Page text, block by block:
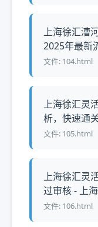
上海徐汇漕
2025年最新
文件: 104.html
上海徐汇灵
析，快速通
文件: 105.html
上海徐汇灵
过审核 - 上
文件: 106.html